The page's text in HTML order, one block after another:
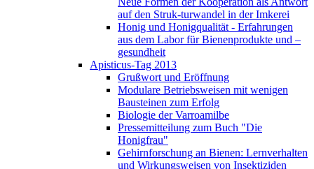
auf den Struk-turwandel in der Imkerei
Honig und Honigqualität - Erfahrungen
aus dem Labor für Bienenprodukte und –
gesundheit
Apisticus-Tag 2013
Grußwort und Eröffnung
Modulare Betriebsweisen mit wenigen
Bausteinen zum Erfolg
Biologie der Varroamilbe
Pressemitteilung zum Buch "Die
Honigfrau"
Gehirnforschung an Bienen: Lernverhalten
und Wirkungsweisen von Insektiziden